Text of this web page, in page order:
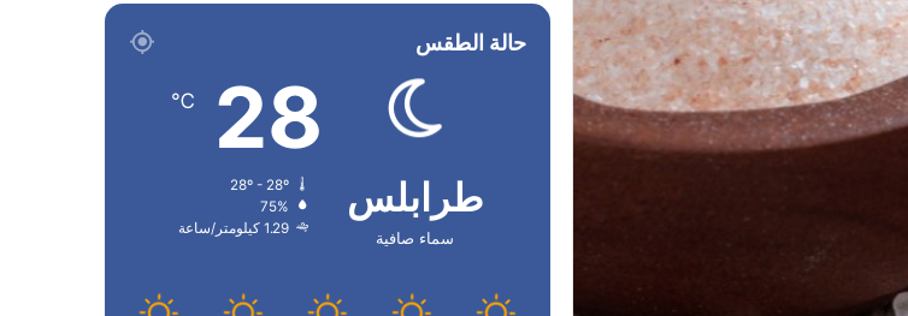
حالة الطقس
طرابلس
سماء صافية
28
℃
75%
1.29 كيلومتر/ساعة